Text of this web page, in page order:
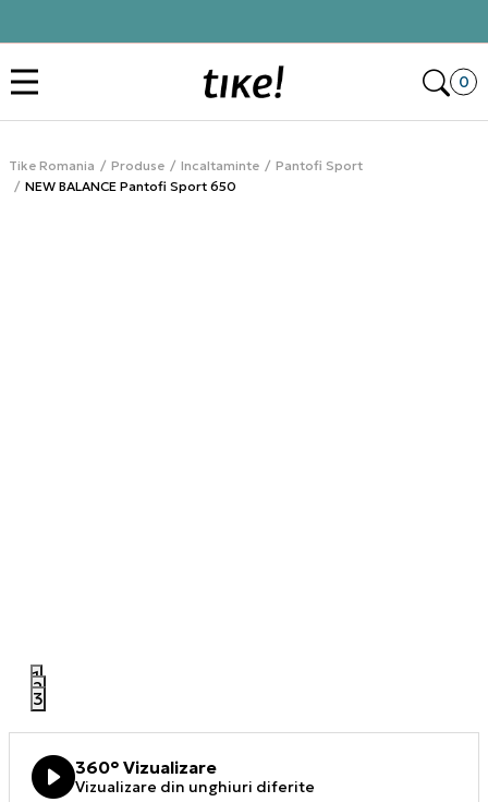
0
Tike Romania Produse Incaltaminte
Pantofi Sport
NEW BALANCE Pantofi Sport 650
1
2
3
360° Vizualizare
Vizualizare din unghiuri diferite